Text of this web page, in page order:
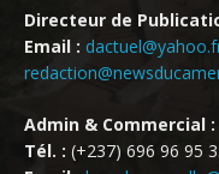
Directeur de
Email :
Admin & Commercial :
Tél. : (+237) 696 96 95